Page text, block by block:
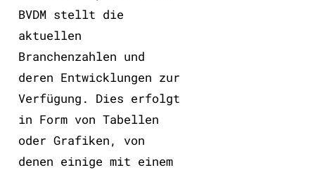
BVDM stellt die
aktuellen
Branchenzahlen und
deren Entwicklungen zur
Verfügung. Dies erfolgt
in Form von Tabellen
oder Grafiken, von
denen einige mit einem